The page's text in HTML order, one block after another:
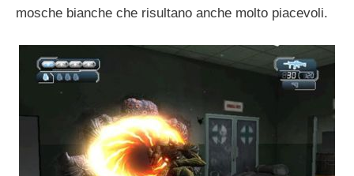
mosche bianche che risultano anche molto piacevoli.